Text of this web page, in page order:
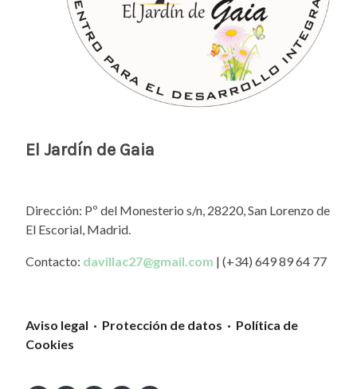
El Jardín de Gaia
Dirección: Pº del Monesterio s/n, 28220, San Lorenzo de
El Escorial, Madrid.
Contacto: davillac27@gmail.com | (+34) 649 89 64 77
Aviso legal · Protección de datos · Política de
Cookies